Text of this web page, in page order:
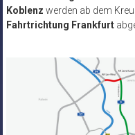
Koblenz werden ab dem
Fahrtrichtung Frankfurt